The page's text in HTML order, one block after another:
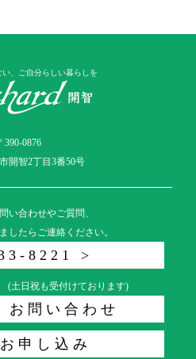
、ご自分らしい暮らしを
390-0876
開智2丁目3番50号
い合わせやご質問、
したらご連絡ください。
8221 >
(土日祝も受付けております)
お問い合わせ
申し込み